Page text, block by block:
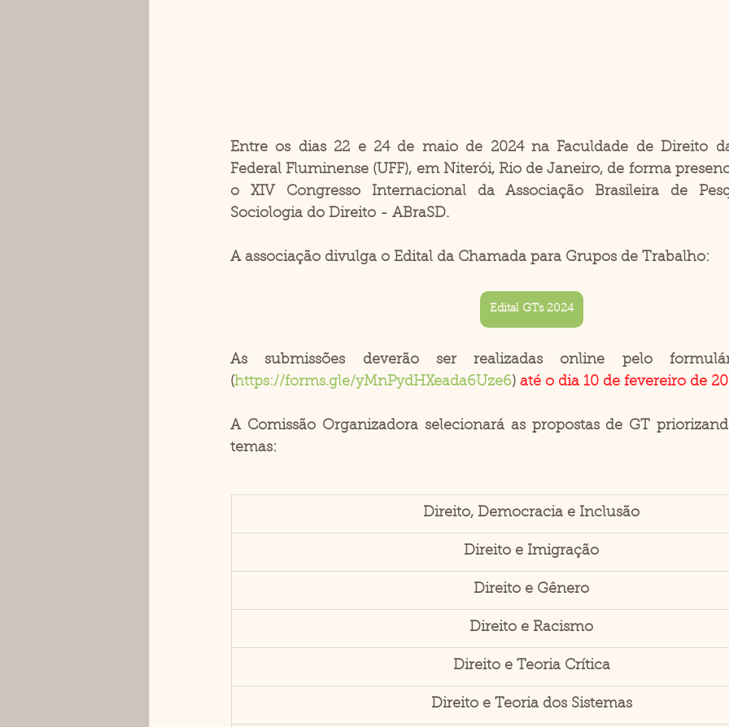
Entre os dias 22 e 24 de maio de 2024 na Faculdade de Direito
Federal Fluminense (UFF), em Niterói, Rio de Janeiro, de forma
o XIV Congresso Internacional da Associação Brasileira de
Sociologia do Direito - ABraSD.
A associação divulga o Edital da Chamada para Grupos de Trabalho:
Edital GTs 2024
As submissões deverão ser realizadas online pelo
(https://forms.gle/yMnPydHXeada6Uze6) até o dia 10 de fevereiro de
A Comissão Organizadora selecionará as propostas de GT
temas:
Direito, Democracia e Inclusão
Direito e Imigração
Direito e Gênero
Direito e Racismo
Direito e Teoria Crítica
Direito e Teoria dos Sistemas